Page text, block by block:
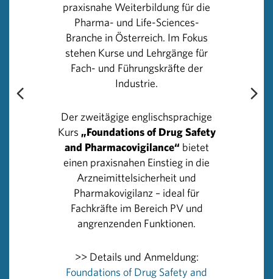
vernachlässigt worden. Herzog appelliert an die
Bevölkerung, Auffrischungs- oder Teilimpfungen, die eine
Grundimmunisierung ausmachen, nachzuholen. Auch bei
Erwachsenen tun sich zunehmend Impflücken auf und so
bezieht sich der Aufruf, das Impfangebot
wahrzunehmen, auch auf jene Infektionskrankheiten,
gegen die sich Menschen in Österreich bisher nur
unterdurchschnittlich geschützt haben. Dazu zählen
beispielsweise Influenza, Masern, Diphtherie, Tetanus,
Pertussis, Polio, Humane Papillomaviren (HPV), FSME
sowie Hepatitis A und B. Dazu Herzog: „Nur weil einige
schwerwiegende Infektionskrankheiten heute seltener
vorkommen, sind sie nicht weniger gefährlich oder gar zu
unterschätzen. Jeder Erkrankungsfall, der durch eine
Impfung hätte verhindert werden können, ist einer zu
zur Prävention.“
praxisnahe Weiterbildung für die
Pharma- und Life-Sciences-
Branche in Österreich. Im Fokus
stehen Kurse und Lehrgänge für
Fach- und Führungskräfte der
Industrie.
Der zweitägige englischsprachige
Kurs „Foundations of Drug Safety
and Pharmacovigilance“ bietet
einen praxisnahen Einstieg in die
Arzneimittelsicherheit und
Pharmakovigilanz – ideal für
Fachkräfte im Bereich PV und
angrenzenden Funktionen.
>> Details und Anmeldung:
Foundations of Drug Safety and